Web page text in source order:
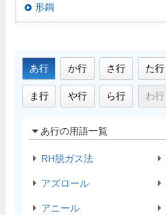
形鋼
あ行 か行 さ行 た行
ま行 や行 ら行 わ行
あ行の用語一覧
RH脱ガス法
アズロール
アニール